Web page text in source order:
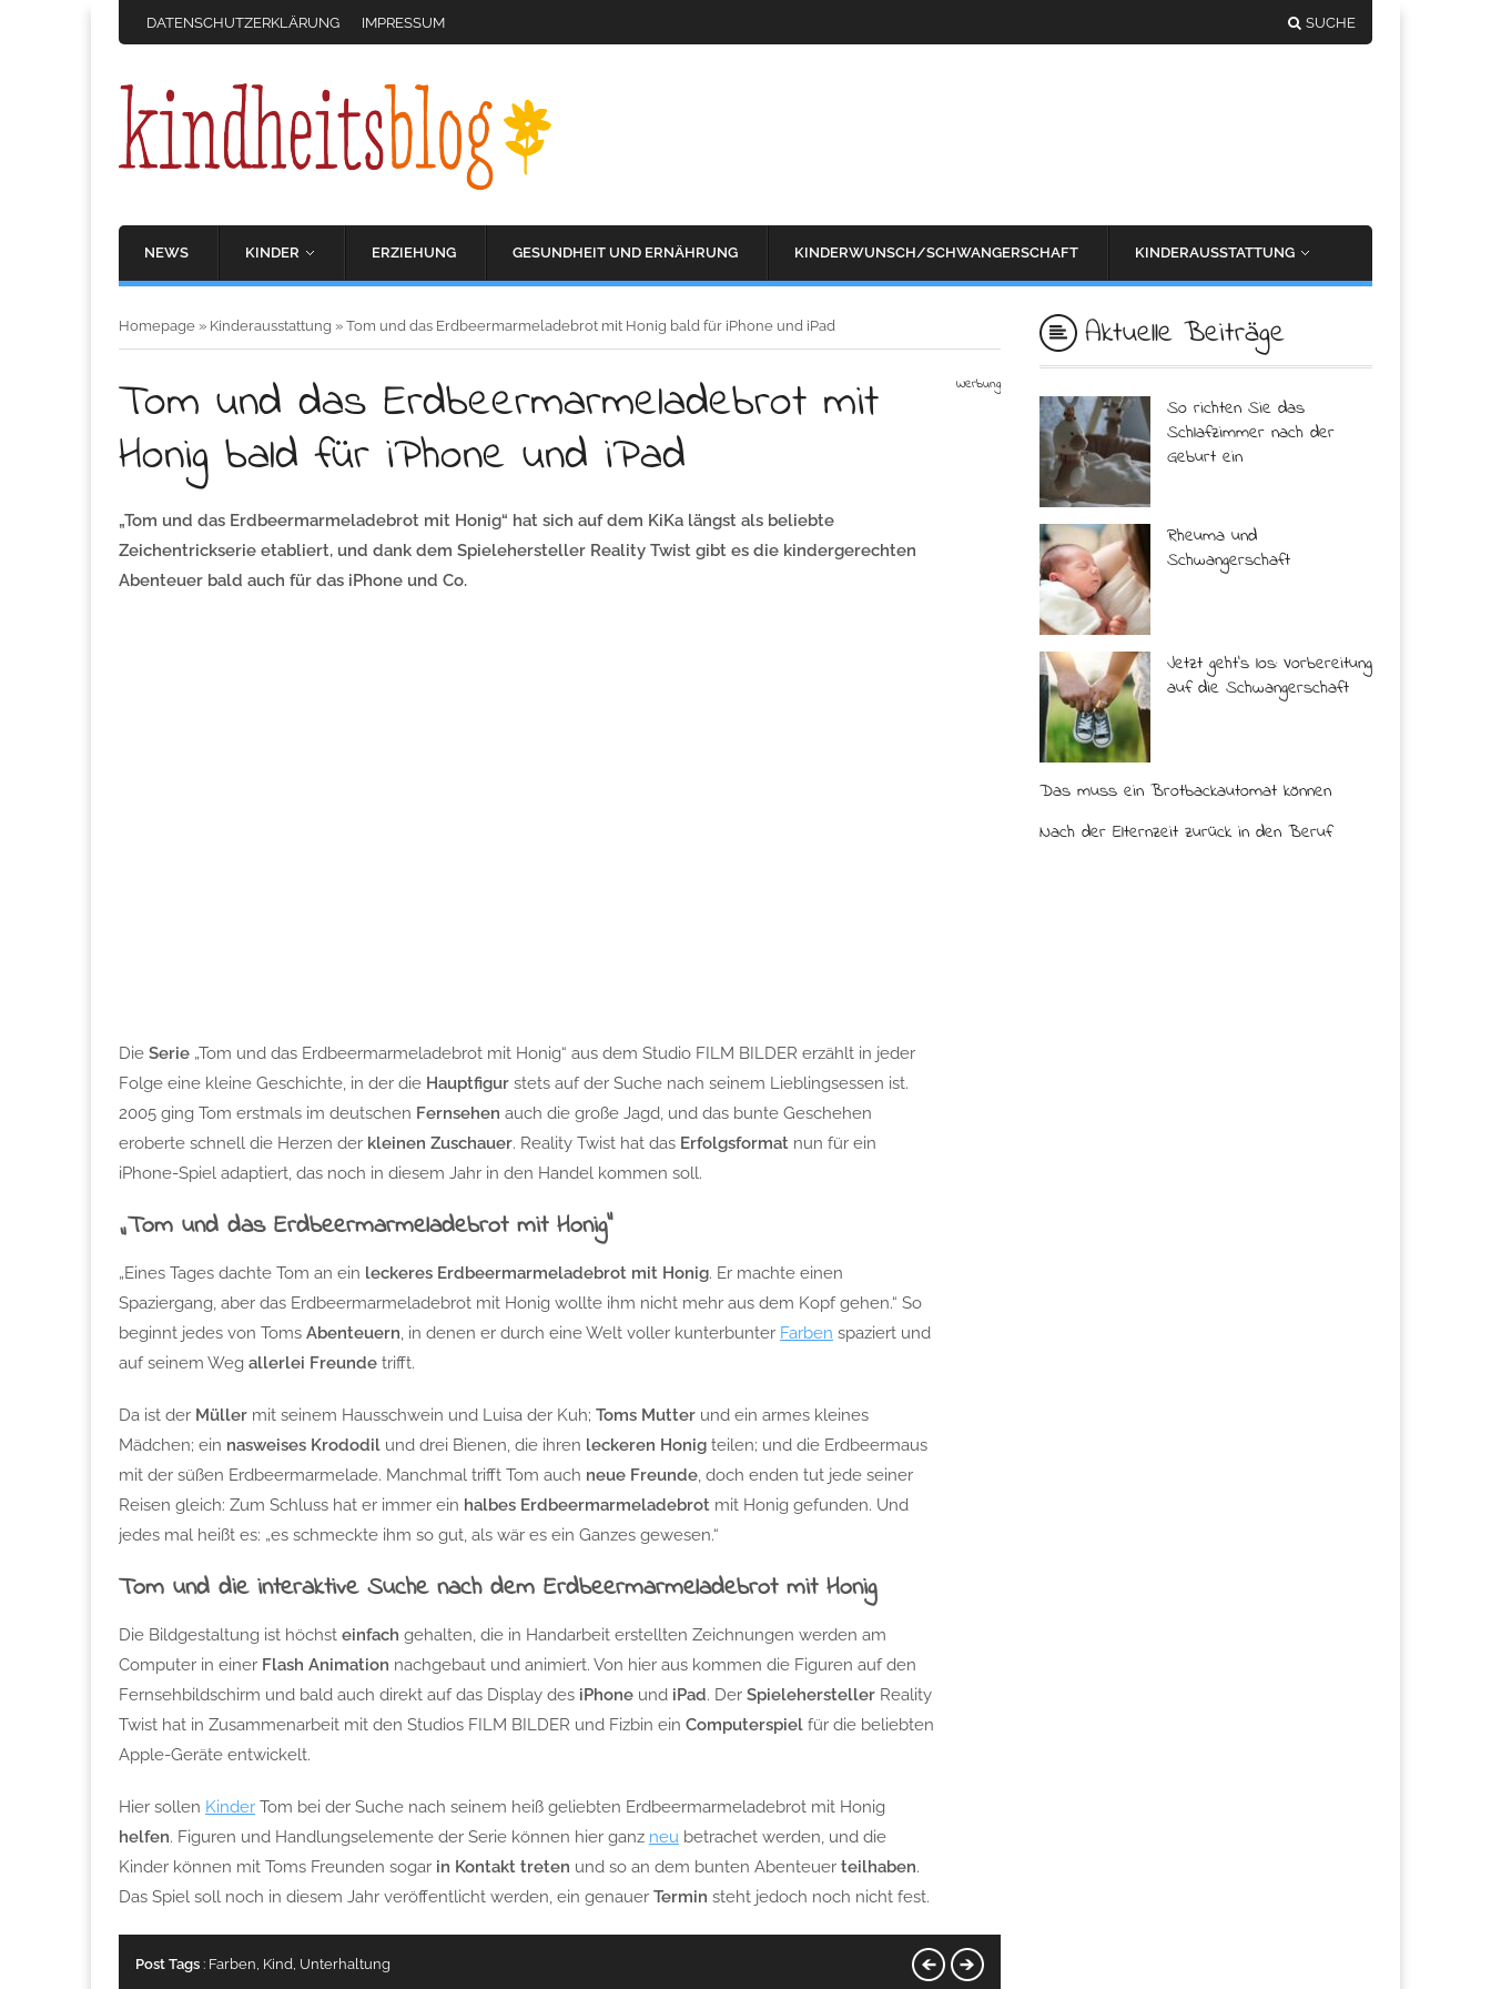
DATENSCHUTZERKLÄRUNG IMPRESSUM SUCHE
NEWS KINDER ERZIEHUNG GESUNDHEIT UND ERNÄHRUNG KINDERWUNSCH/SCHWANGERSCHAFT KINDERAUSSTATTUNG
Homepage » Kinderausstattung » Tom und das Erdbeermarmeladebrot mit Honig bald für iPhone und iPad
Tom und das Erdbeermarmeladebrot mit
Honig bald für iPhone und iPad
Werbung
„Tom und das Erdbeermarmeladebrot mit Honig“ hat sich auf dem KiKa längst als beliebte
Zeichentrickserie etabliert, und dank dem Spielehersteller Reality Twist gibt es die kindergerechten
Abenteuer bald auch für das iPhone und Co.
Die Serie „Tom und das Erdbeermarmeladebrot mit Honig“ aus dem Studio FILM BILDER erzählt in jeder
Folge eine kleine Geschichte, in der die Hauptfigur stets auf der Suche nach seinem Lieblingsessen ist.
2005 ging Tom erstmals im deutschen Fernsehen auch die große Jagd, und das bunte Geschehen
eroberte schnell die Herzen der kleinen Zuschauer. Reality Twist hat das Erfolgsformat nun für ein
iPhone-Spiel adaptiert, das noch in diesem Jahr in den Handel kommen soll.
„Tom und das Erdbeermarmeladebrot mit Honig“
„Eines Tages dachte Tom an ein leckeres Erdbeermarmeladebrot mit Honig. Er machte einen
Spaziergang, aber das Erdbeermarmeladebrot mit Honig wollte ihm nicht mehr aus dem Kopf gehen.“ So
beginnt jedes von Toms Abenteuern, in denen er durch eine Welt voller kunterbunter Farben spaziert und
auf seinem Weg allerlei Freunde trifft.
Da ist der Müller mit seinem Hausschwein und Luisa der Kuh; Toms Mutter und ein armes kleines
Mädchen; ein nasweises Krododil und drei Bienen, die ihren leckeren Honig teilen; und die Erdbeermaus
mit der süßen Erdbeermarmelade. Manchmal trifft Tom auch neue Freunde, doch enden tut jede seiner
Reisen gleich: Zum Schluss hat er immer ein halbes Erdbeermarmeladebrot mit Honig gefunden. Und
jedes mal heißt es: „es schmeckte ihm so gut, als wär es ein Ganzes gewesen.“
Tom und die interaktive Suche nach dem Erdbeermarmeladebrot mit Honig
Die Bildgestaltung ist höchst einfach gehalten, die in Handarbeit erstellten Zeichnungen werden am
Computer in einer Flash Animation nachgebaut und animiert. Von hier aus kommen die Figuren auf den
Fernsehbildschirm und bald auch direkt auf das Display des iPhone und iPad. Der Spielehersteller Reality
Twist hat in Zusammenarbeit mit den Studios FILM BILDER und Fizbin ein Computerspiel für die beliebten
Apple-Geräte entwickelt.
Hier sollen Kinder Tom bei der Suche nach seinem heiß geliebten Erdbeermarmeladebrot mit Honig
helfen. Figuren und Handlungselemente der Serie können hier ganz neu betrachet werden, und die
Kinder können mit Toms Freunden sogar in Kontakt treten und so an dem bunten Abenteuer teilhaben.
Das Spiel soll noch in diesem Jahr veröffentlicht werden, ein genauer Termin steht jedoch noch nicht fest.
Post Tags : Farben, Kind, Unterhaltung
Aktuelle Beiträge
So richten Sie das
Schlafzimmer nach der
Geburt ein
Rheuma und
Schwangerschaft
Jetzt geht’s los: Vorbereitung
auf die Schwangerschaft
Das muss ein Brotbackautomat können
Nach der Elternzeit zurück in den Beruf